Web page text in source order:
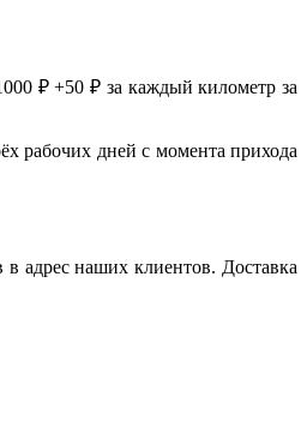
₽ +50 ₽ за каждый километр за
рабочих дней с момента прихода
адрес наших клиентов. Доставка